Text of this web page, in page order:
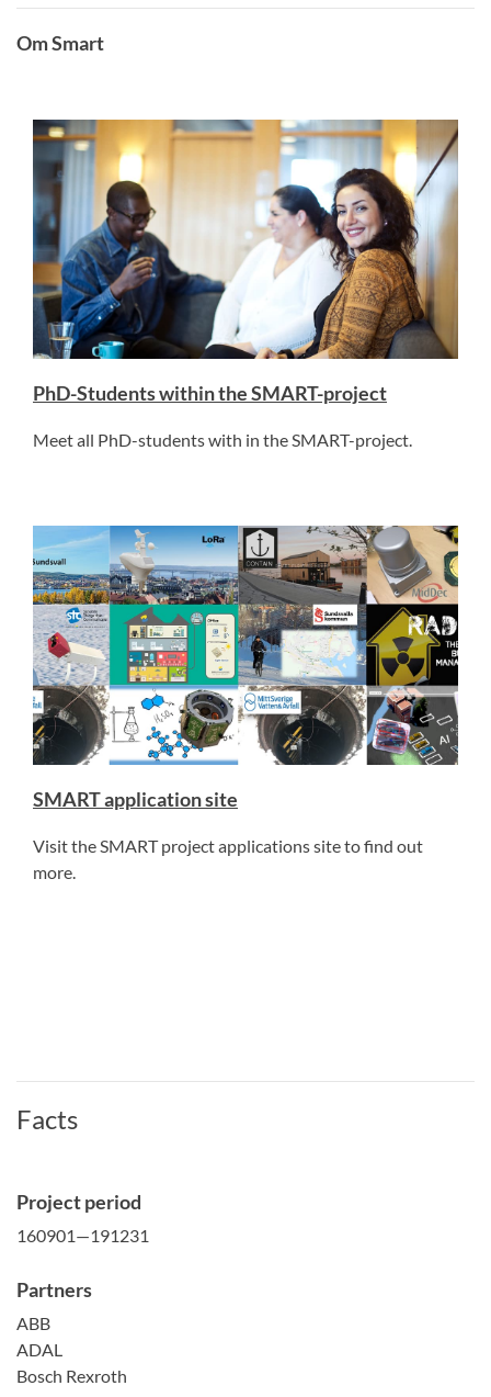
Om Smart
PhD-Students within the SMART-project
Meet all PhD-students with in the SMART-project.
SMART application site
Visit the SMART project applications site to find out
more.
Facts
Project period
160901—191231
Partners
ABB
ADAL
Bosch Rexroth